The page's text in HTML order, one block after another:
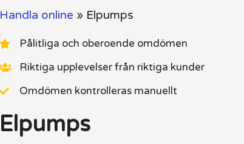
Handla online » Elpumps
Pålitliga och oberoende omdömen
Riktiga upplevelser från riktiga kunder
Omdömen kontrolleras manuellt
Elpumps